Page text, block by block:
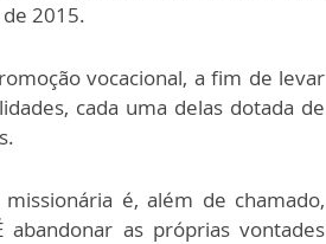
2015.
vocacional, a fim de levar
cada uma delas dotada de
missionária é, além de chamado,
abandonar as próprias vontades